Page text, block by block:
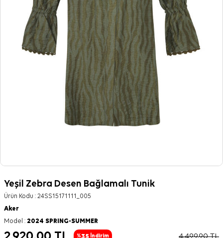
Yeşil Zebra Desen Bağlamalı Tunik
Ürün Kodu : 24SS15171111_005
Aker
Model : 2024 SPRING-SUMMER
%35 İndirim 4.499,90TL